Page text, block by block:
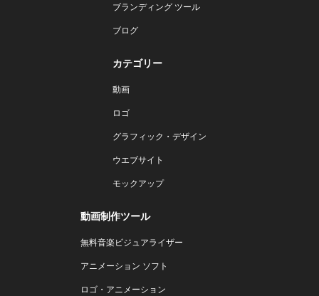
ブランディング ツール
ブログ
カテゴリー
動画
ロゴ
グラフィック・デザイン
ウエブサイト
モックアップ
動画制作ツール
無料音楽ビジュアライザー
アニメーション ソフト
ロゴ・アニメーション